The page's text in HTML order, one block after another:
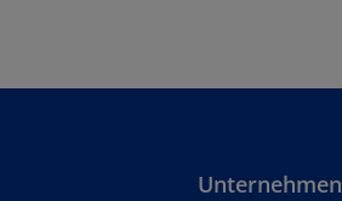
Unternehmen